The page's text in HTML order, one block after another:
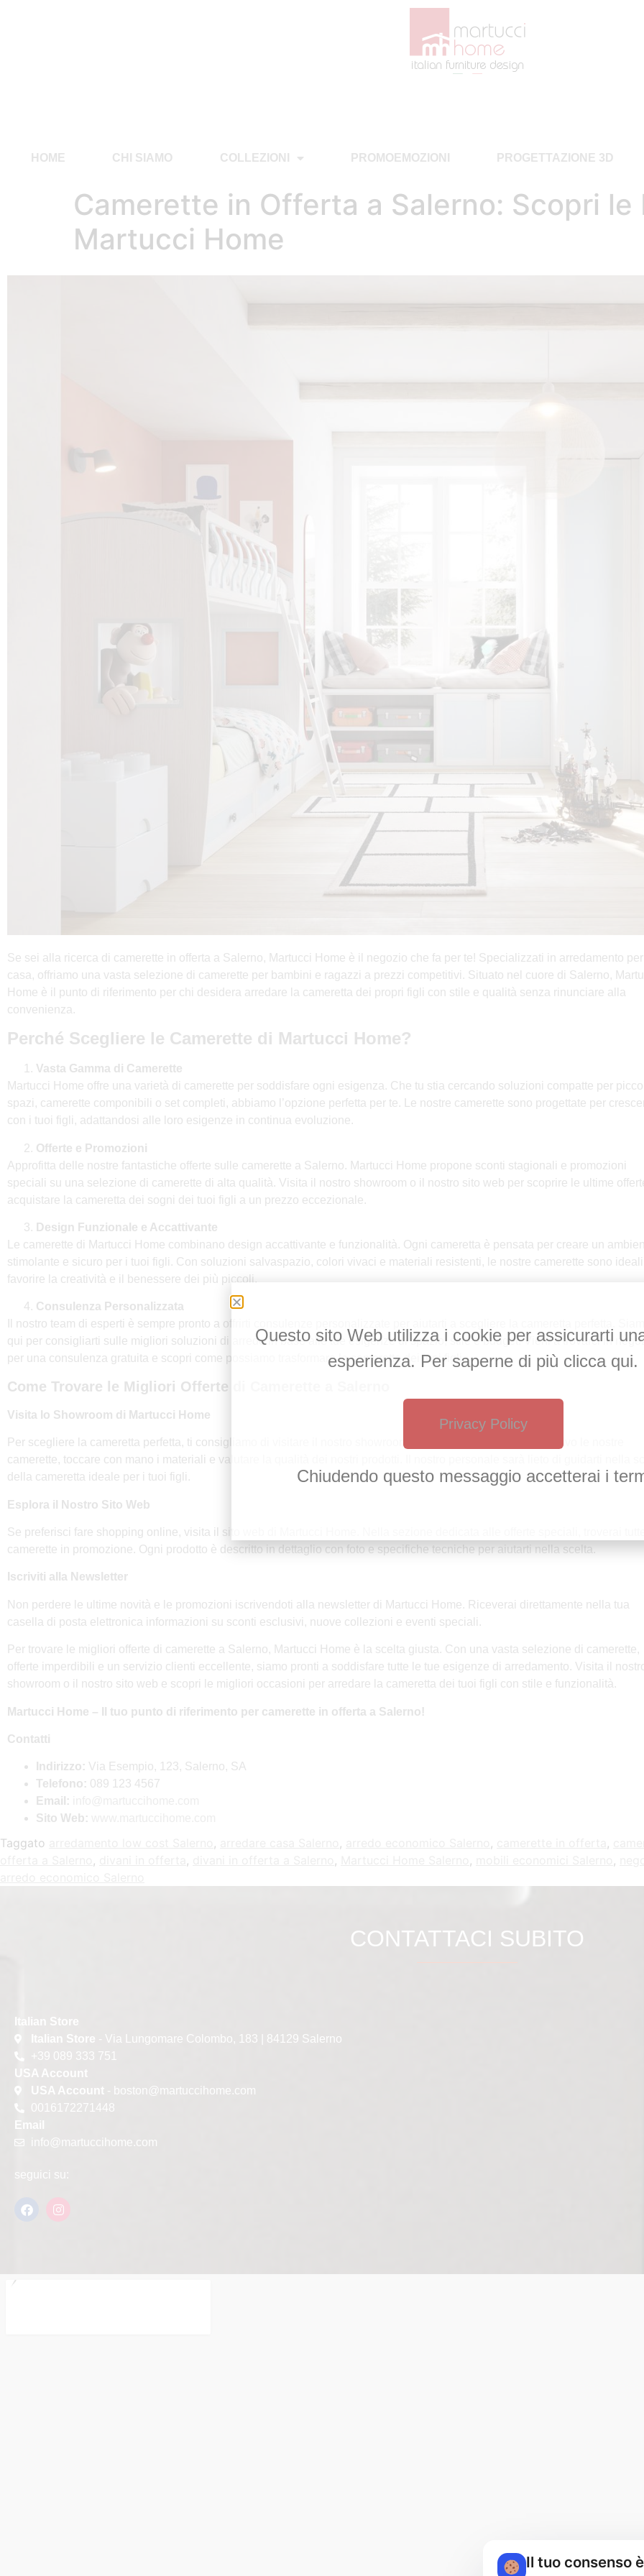
HOME CHI SIAMO COLLEZIONI PROMOEMOZIONI PROGETTAZIONE 3D
Camerette in Offerta a Salerno: Scopri
Martucci Home
Se sei alla ricerca di camerette in offerta a Salerno, Martucci Home è il negozio che fa per te! Specializzati in arredamento
casa, offriamo una vasta selezione di camerette per bambini e ragazzi a prezzi competitivi. Situato nel cuore di Salerno,
Home è il punto di riferimento per chi desidera arredare la cameretta dei propri figli con stile e qualità senza rinunciare alla
convenienza.
Perché Scegliere le Camerette di Martucci Home?
Vasta Gamma di Camerette
Martucci Home offre una varietà di camerette per soddisfare ogni esigenza. Che tu stia cercando soluzioni compatte per
spazi, camerette componibili o set completi, abbiamo l’opzione perfetta per te. Le nostre camerette sono progettate per
con i tuoi figli, adattandosi alle loro esigenze in continua evoluzione.
Offerte e Promozioni
Approfitta delle nostre fantastiche offerte sulle camerette a Salerno. Martucci Home propone sconti stagionali e promozioni
speciali su una selezione di camerette di alta qualità. Visita il nostro showroom o il nostro sito web per scoprire le ultime
acquistare la cameretta dei sogni dei tuoi figli a un prezzo eccezionale.
Design Funzionale e Accattivante
Le camerette di Martucci Home combinano design accattivante e funzionalità. Ogni cameretta è pensata per creare un
stimolante e sicuro per i tuoi figli. Con soluzioni salvaspazio, colori vivaci e materiali resistenti, le nostre camerette sono
favorire la creatività e il benessere dei più piccoli.
Consulenza Personalizzata
Il nostro team di esperti è sempre pronto a offrirti consulenze personalizzate per aiutarti a scegliere la cameretta perfetta.
qui per consigliarti sulle migliori soluzioni di arredo in base alle tue esigenze di spazio, stile e budget. Vieni a trovarci in
per una consulenza gratuita e scopri come possiamo trasformare la cameretta dei tuoi figli.
Come Trovare le Migliori Offerte di Camerette a Salerno
Visita lo Showroom di Martucci Home
Per scegliere la cameretta perfetta, ti consigliamo di visitare il nostro showroom a Salerno. Potrai vedere dal vivo le nostre
camerette, toccare con mano i materiali e valutare la qualità dei nostri prodotti. Il nostro personale sarà lieto di guidarti nella
della cameretta ideale per i tuoi figli.
Esplora il Nostro Sito Web
Se preferisci fare shopping online, visita il sito web di Martucci Home. Nella sezione dedicata alle offerte speciali, troverai
camerette in promozione. Ogni prodotto è descritto in dettaglio con foto e specifiche tecniche per aiutarti nella scelta.
Iscriviti alla Newsletter
Non perdere le ultime novità e le promozioni iscrivendoti alla newsletter di Martucci Home. Riceverai direttamente nella tua
casella di posta elettronica informazioni su sconti esclusivi, nuove collezioni e eventi speciali.
Per trovare le migliori offerte di camerette a Salerno, Martucci Home è la scelta giusta. Con una vasta selezione di camerette,
offerte imperdibili e un servizio clienti eccellente, siamo pronti a soddisfare tutte le tue esigenze di arredamento. Visita il
showroom o il nostro sito web e scopri le migliori occasioni per arredare la cameretta dei tuoi figli con stile e funzionalità.
Martucci Home – Il tuo punto di riferimento per camerette in offerta a Salerno!
Contatti
Indirizzo: Via Esempio, 123, Salerno, SA
Telefono: 089 123 4567
Email:
Sito Web:
Taggato , , , ,
, , , , ,
CONTATTACI SUBITO
Italian Store
Italian Store - Via Lungomare Colombo, 183 | 84129 Salerno
+39 089 333 751
USA Account
USA Account- boston@martuccihome.com
0016172271448
Email
info@martuccihome.com
seguici su:
Questo sito Web utilizza i cookie per assicurarti
esperienza. Per saperne di più clicca qui.
Privacy Policy
Chiudendo questo messaggio accetterai i
Il tuo consenso